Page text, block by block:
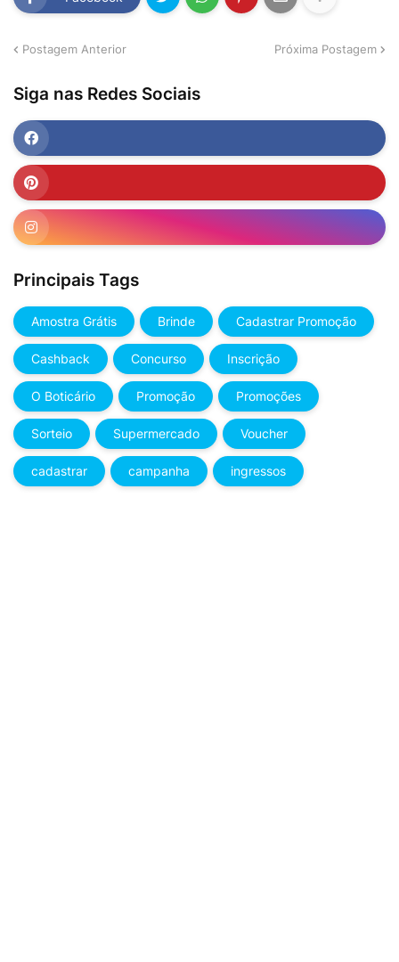
Postagem Anterior Próxima Postagem
Siga nas Redes Sociais
Principais Tags
Amostra Grátis Brinde Cadastrar Promoção
Cashback Concurso Inscrição
O Boticário Promoção Promoções
Sorteio Supermercado Voucher
cadastrar campanha ingressos